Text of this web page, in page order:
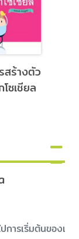
สร้างตัว
ซเชียล
การเริ่มต้นของเ